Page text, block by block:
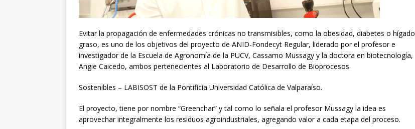
Evitar la propagación de enfermedades crónicas no transmisibles, como la obesidad, diabetes o hígado
graso, es uno de los objetivos del proyecto de ANID-Fondecyt Regular, liderado por el profesor e
investigador de la Escuela de Agronomía de la PUCV, Cassamo Mussagy y la doctora en biotecnología,
Angie Caicedo, ambos pertenecientes al Laboratorio de Desarrollo de Bioprocesos.
Sostenibles – LABISOST de la Pontificia Universidad Católica de Valparaíso.
El proyecto, tiene por nombre “Greenchar” y tal como lo señala el profesor Mussagy la idea es
aprovechar integralmente los residuos agroindustriales, agregando valor a cada etapa del proceso.